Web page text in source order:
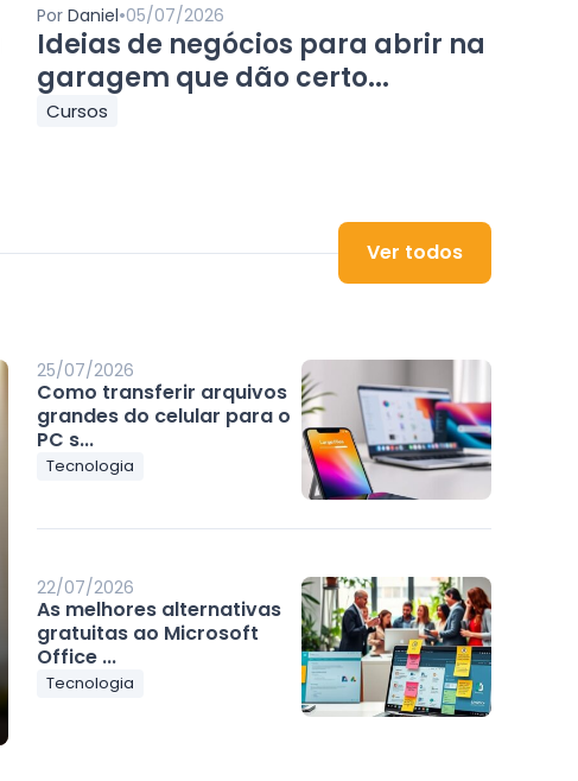
Por Daniel•05/07/2026
Ideias de negócios para abrir na
garagem que dão certo...
Cursos
Ver todos
25/07/2026
Como transferir arquivos
grandes do celular para o
PC s...
Tecnologia
22/07/2026
As melhores alternativas
gratuitas ao Microsoft
Office ...
Tecnologia